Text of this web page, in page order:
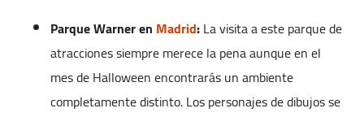
Parque Warner en Madrid:La visita a este parque de
atracciones siempre merece la pena aunque en el
mes de Halloween encontrarás un ambiente
completamente distinto. Los personajes de dibujos se